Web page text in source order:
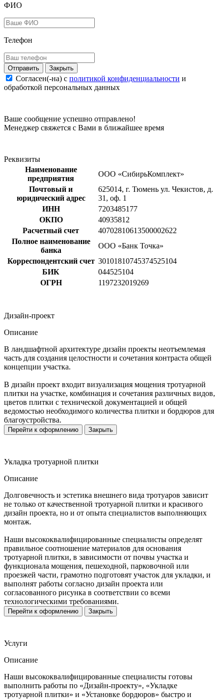
ФИО
Телефон
Закрыть
Согласен(-на) c политикой конфиденциальности и
обработкой персональных данных
Ваше сообщение успешно отправлено!
Менеджер свяжется с Вами в ближайшее время
Реквизиты
Наименование
предприятия
ООО «СибирьКомплект»
Почтовый и
юридический адрес
625014, г. Тюмень ул. Чекистов, д.
31, оф. 1
ИНН
7203485177
ОКПО
40935812
Расчетный счет
40702810613500002622
Полное наименование
банка
ООО «Банк Точка»
Корреспондентский счет 30101810745374525104
БИК
044525104
ОГРН
1197232019269
Дизайн-проект
Описание
В ландшафтной архитектуре дизайн проекты неотъемлемая
часть для создания целостности и сочетания контраста общей
концепции участка.
В дизайн проект входит визуализация мощения тротуарной
плитки на участке, комбинация и сочетания различных видов,
цветов плитки с технической документацией и общей
ведомостью необходимого количества плитки и бордюров для
благоустройства.
Перейти к оформлению Закрыть
Укладка тротуарной плитки
Описание
Долговечность и эстетика внешнего вида тротуаров зависит
не только от качественной тротуарной плитки и красивого
дизайн проекта, но и от опыта специалистов выполняющих
монтаж.
Наши высококвалифицированные специалисты определят
правильное соотношение материалов для основания
тротуарной плитки, в зависимости от почвы участка и
функционала мощения, пешеходной, парковочной или
проезжей части, грамотно подготовят участок для укладки, и
выполнят работы согласно дизайн проекта или
согласованного рисунка в соответствии со всеми
технологическими требованиями.
Перейти к оформлению Закрыть
Услуги
Описание
Наши высококвалифицированные специалисты готовы
выполнить работы по «Дизайн-проекту», «Укладке
тротуарной плитки» и «Установке бордюров» быстро и